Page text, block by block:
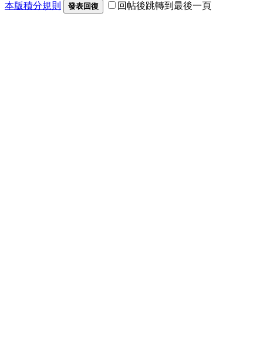
本版積分規則 發表回復 回帖後跳轉到最後一頁